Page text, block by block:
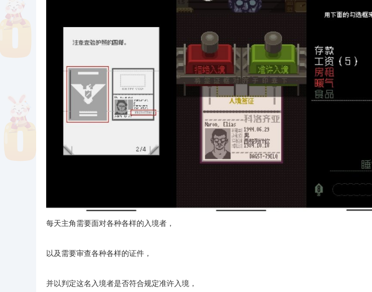
每天主角需要面对各种各样的入境者，
以及需要审查各种各样的证件，
并以判定这名入境者是否符合规定准许入境，